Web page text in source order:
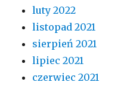
luty 2022
listopad 2021
sierpień 2021
lipiec 2021
czerwiec 2021